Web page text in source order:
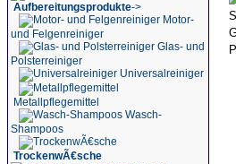
Aufbereitungsprodukte->
Motor-
und Felgenreiniger
Glas- und
Polsterreiniger
Universalreiniger
Metallpflegemittel
Wasch-
Shampoos
TrockenwÃ€sche